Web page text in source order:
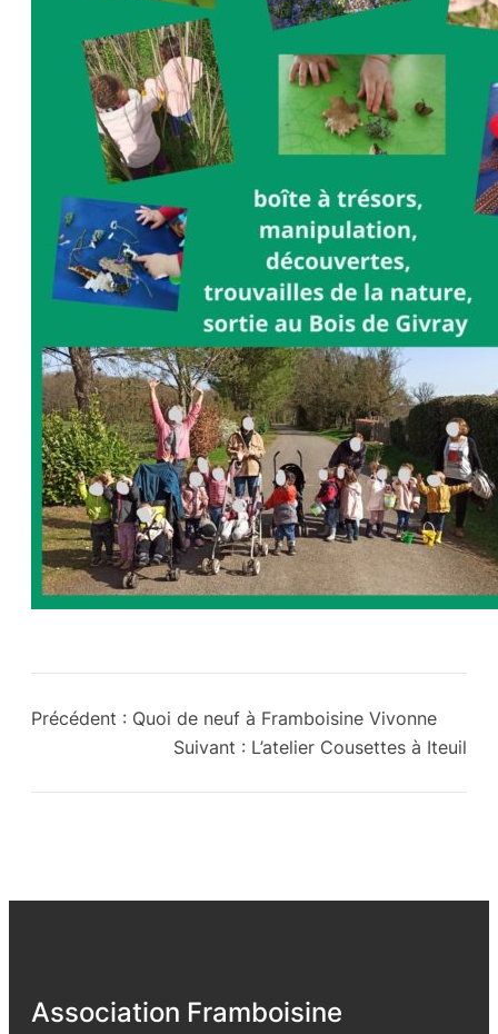
Précédent : Quoi de neuf à Framboisine Vivonne
Suivant : L’atelier Cousettes à Iteuil
Association Framboisine